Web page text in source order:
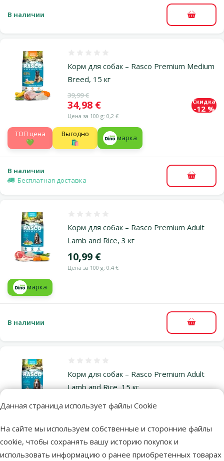
Данная страница использует файлы Cookie
На сайте мы используем собственные и сторонние файлы
cookie, чтобы сохранять вашу историю покупок и
использовать информацию о ранее приобретенных товарах
В наличии В
Корм для собак – Rasco Premium Medium
Breed, 15 кг
Исходная цена
39,99 €
Цена
34,98 €
Цена за 100 g: 0,2 €
Скидка
-12 %
TOП цена
💚
Выгодно
🛍️
марка
В наличии
Бесплатная доставка
В
Корм для собак – Rasco Premium Adult
Lamb and Rice, 3 кг
Цена
10,99 €
Цена за 100 g: 0,4 €
марка
В наличии В
Корм для собак – Rasco Premium Adult
Lamb and Rice, 15 кг
Исходная цена
41,99 €
Цена
36,98 €
TOП цена
Выгодно
марка